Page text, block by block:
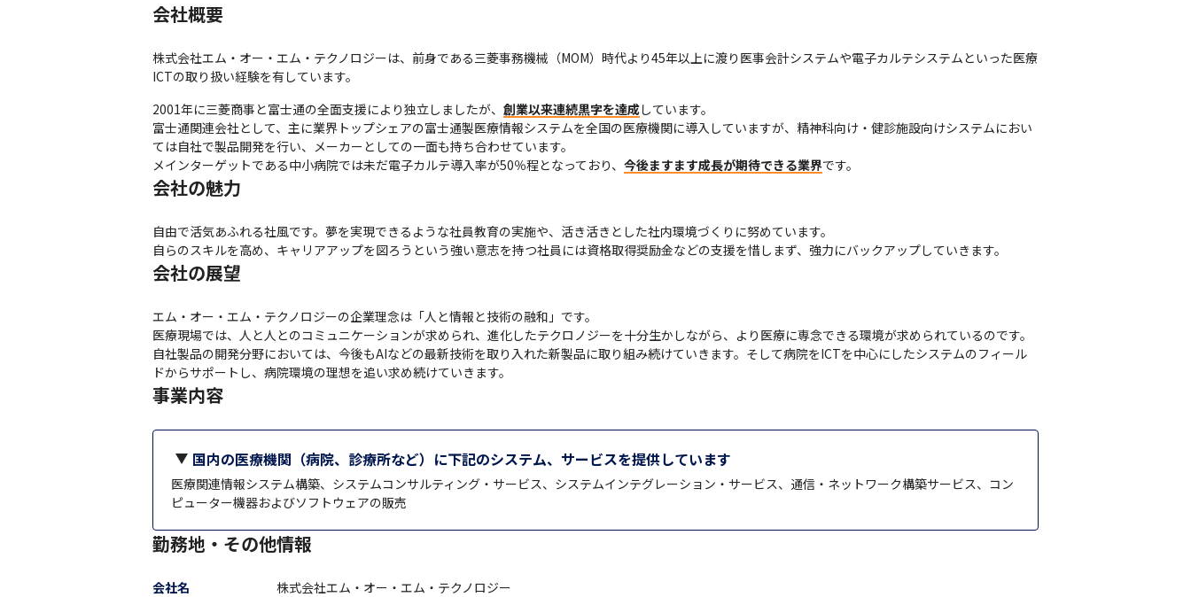
会社概要
株式会社エム・オー・エム・テクノロジーは、前身である三菱事務機械（MOM）時代より45年以上に渡り医事会計システムや電子カルテシステムといった医療
ICTの取り扱い経験を有しています。
2001年に三菱商事と富士通の全面支援により独立しましたが、 創業以来連続黒字を達成しています。
富士通関連会社として、主に業界トップシェアの富士通製医療情報システムを全国の医療機関に導入していますが、精神科向け・健診施設向けシステムにおい
ては自社で製品開発を行い、メーカーとしての一面も持ち合わせています。
メインターゲットである中小病院では未だ電子カルテ導入率が50％程となっており、 今後ますます成長が期待できる業界です。
会社の魅力
自由で活気あふれる社風です。夢を実現できるような社員教育の実施や、活き活きとした社内環境づくりに努めています。
自らのスキルを高め、キャリアアップを図ろうという強い意志を持つ社員には資格取得奨励金などの支援を惜しまず、強力にバックアップしていきます。
会社の展望
エム・オー・エム・テクノロジーの企業理念は「人と情報と技術の融和」です。
医療現場では、人と人とのコミュニケーションが求められ、進化したテクロノジーを十分生かしながら、より医療に専念できる環境が求められているのです。
自社製品の開発分野においては、今後もAIなどの最新技術を取り入れた新製品に取り組み続けていきます。そして病院をICTを中心にしたシステムのフィール
ドからサポートし、病院環境の理想を追い求め続けていきます。
事業内容
国内の医療機関（病院、診療所など）に下記のシステム、サービスを提供しています
医療関連情報システム構築、システムコンサルティング・サービス、システムインテグレーション・サービス、通信・ネットワーク構築サービス、コン
ピューター機器およびソフトウェアの販売
勤務地・その他情報
会社名 株式会社エム・オー・エム・テクノロジー